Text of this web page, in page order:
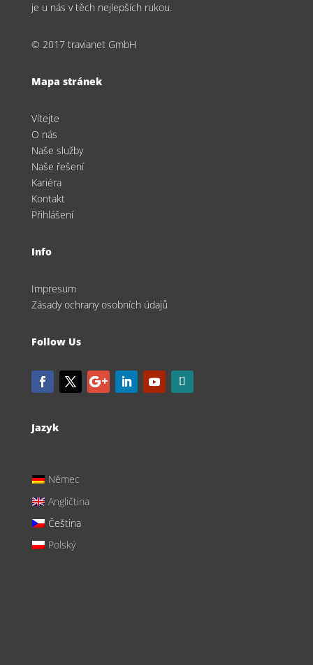
je u nás v těch nejlepších rukou.
© 2017 travianet GmbH
Mapa stránek
Vítejte
O nás
Naše služby
Naše řešení
Kariéra
Kontakt
Přihlášení
Info
Impresum
Zásady ochrany osobních údajů
Follow Us
Jazyk
Němec
Angličtina
Čeština
Polský